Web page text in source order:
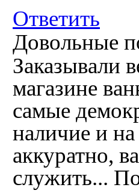
Ответить
Довольные
Заказывали
магазине
самые
наличие и
аккуратно,
служить...